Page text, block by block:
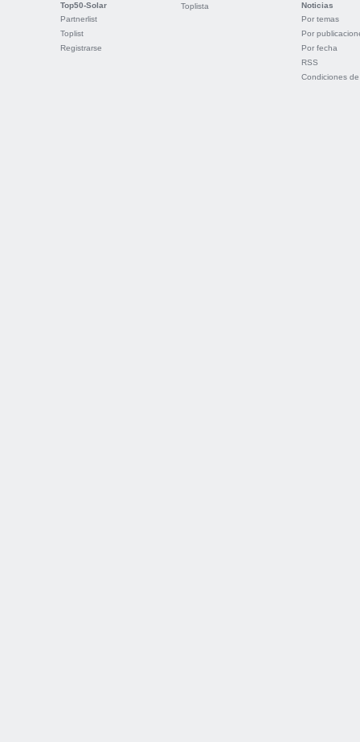
Top50-Solar
Partnerlist
Toplist
Registrarse
Toplista
Noticias
Por temas
Por
Por fecha
RSS
Condiciones